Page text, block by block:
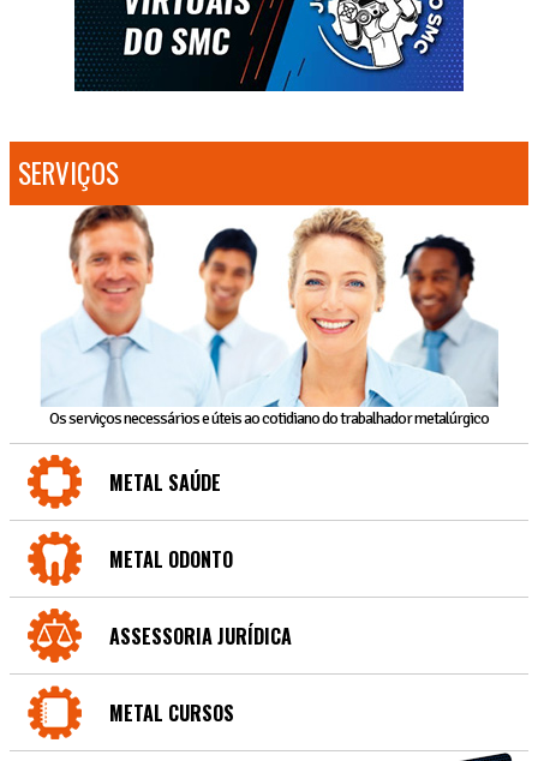
SERVIÇOS
Os serviços necessários e úteis ao cotidiano do trabalhador metalúrgico
METAL SAÚDE
METAL ODONTO
ASSESSORIA JURÍDICA
METAL CURSOS